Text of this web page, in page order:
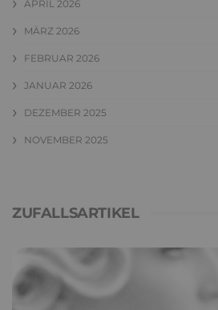
APRIL 2026
MÄRZ 2026
FEBRUAR 2026
JANUAR 2026
DEZEMBER 2025
NOVEMBER 2025
ZUFALLSARTIKEL